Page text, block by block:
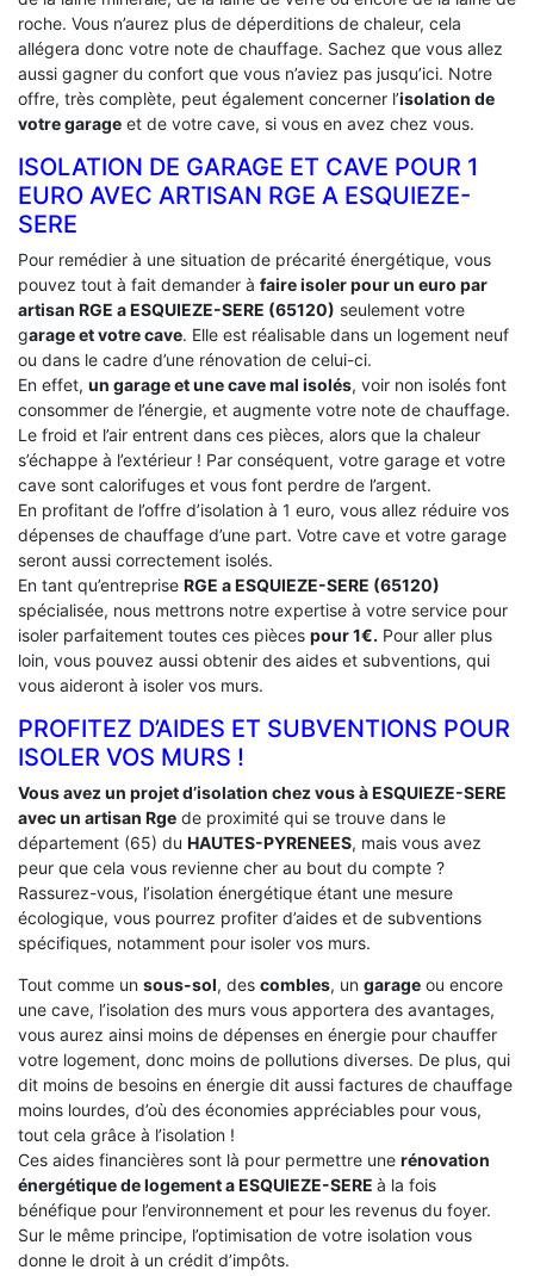
roche. Vous n’aurez plus de déperditions de chaleur, cela
allégera donc votre note de chauffage. Sachez que vous allez
aussi gagner du confort que vous n’aviez pas jusqu’ici. Notre
offre, très complète, peut également concerner l’isolation de
votre garage et de votre cave, si vous en avez chez vous.
ISOLATION DE GARAGE ET CAVE POUR 1
EURO AVEC ARTISAN RGE A ESQUIEZE-
SERE
Pour remédier à une situation de précarité énergétique, vous
pouvez tout à fait demander à faire isoler pour un euro par
artisan RGE a ESQUIEZE-SERE (65120) seulement votre
garage et votre cave. Elle est réalisable dans un logement neuf
ou dans le cadre d’une rénovation de celui-ci.
En effet, un garage et une cave mal isolés, voir non isolés font
consommer de l’énergie, et augmente votre note de chauffage.
Le froid et l’air entrent dans ces pièces, alors que la chaleur
s’échappe à l’extérieur ! Par conséquent, votre garage et votre
cave sont calorifuges et vous font perdre de l’argent.
En profitant de l’offre d’isolation à 1 euro, vous allez réduire vos
dépenses de chauffage d’une part. Votre cave et votre garage
seront aussi correctement isolés.
En tant qu’entreprise RGE a ESQUIEZE-SERE (65120)
spécialisée, nous mettrons notre expertise à votre service pour
isoler parfaitement toutes ces pièces pour 1€. Pour aller plus
loin, vous pouvez aussi obtenir des aides et subventions, qui
vous aideront à isoler vos murs.
PROFITEZ D’AIDES ET SUBVENTIONS POUR
ISOLER VOS MURS !
Vous avez un projet d’isolation chez vous à ESQUIEZE-SERE
avec un artisan Rge de proximité qui se trouve dans le
département (65) du HAUTES-PYRENEES, mais vous avez
peur que cela vous revienne cher au bout du compte ?
Rassurez-vous, l’isolation énergétique étant une mesure
écologique, vous pourrez profiter d’aides et de subventions
spécifiques, notamment pour isoler vos murs.
Tout comme un sous-sol, des combles, un garage ou encore
une cave, l’isolation des murs vous apportera des avantages,
vous aurez ainsi moins de dépenses en énergie pour chauffer
votre logement, donc moins de pollutions diverses. De plus, qui
dit moins de besoins en énergie dit aussi factures de chauffage
moins lourdes, d’où des économies appréciables pour vous,
tout cela grâce à l’isolation !
Ces aides financières sont là pour permettre une rénovation
énergétique de logement aESQUIEZE-SERE à la fois
bénéfique pour l’environnement et pour les revenus du foyer.
Sur le même principe, l’optimisation de votre isolation vous
donne le droit à un crédit d’impôts.